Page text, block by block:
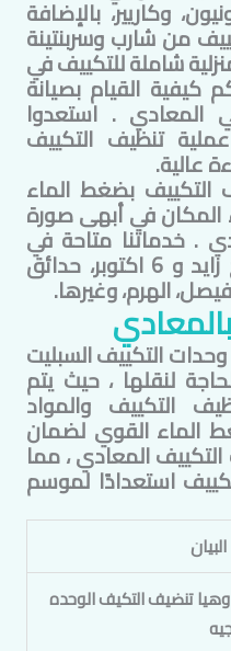
وكاريير، بالإضافة
من شارب وسربنتينة
شاملة للتكييف في
كيفية القيام بصيانة
المعادي . استعدوا
تنظيف التكييف
عالية.
بضغط الماء
المكان في أبهى صورة
. خدماتنا متاحة في
مناطق متعددة مثل الشيخ زايد و 6 اكتوبر، حدائق
الهرم، وغيرها.​
المعادي
التكييف السبليت
لنقلها ، حيث يتم
التكييف والمواد
القوي لضمان
المعادي، مما
استعدادًا لموسم
البيان
تنضيف التكيف الوحده